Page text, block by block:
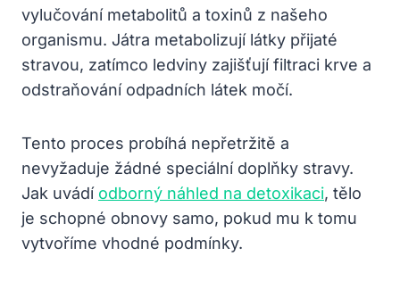
vylučování metabolitů a toxinů z našeho
organismu. Játra metabolizují látky přijaté
stravou, zatímco ledviny zajišťují filtraci krve a
odstraňování odpadních látek močí.
Tento proces probíhá nepřetržitě a
nevyžaduje žádné speciální doplňky stravy.
Jak uvádí odborný náhled na detoxikaci, tělo
je schopné obnovy samo, pokud mu k tomu
vytvoříme vhodné podmínky.